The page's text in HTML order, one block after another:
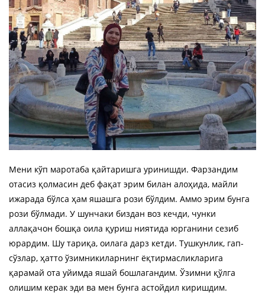
Мени кўп маротаба қайтаришга уринишди. Фарзандим
отасиз қолмасин деб фақат эрим билан алоҳида, майли
ижарада бўлса ҳам яшашга рози бўлдим. Аммо эрим бунга
рози бўлмади. У шунчаки биздан воз кечди, чунки
аллақачон бошқа оила қуриш ниятида юрганини сезиб
юрардим. Шу тариқа, оилага дарз кетди. Тушкунлик, гап-
сўзлар, ҳатто ўзимникиларнинг ёқтирмасликларига
қарамай ота уйимда яшай бошлагандим. Ўзимни қўлга
олишим керак эди ва мен бунга астойдил киришдим.